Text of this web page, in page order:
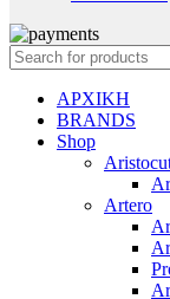
ΑΡΧΙΚΗ
BRANDS
Shop
Artero